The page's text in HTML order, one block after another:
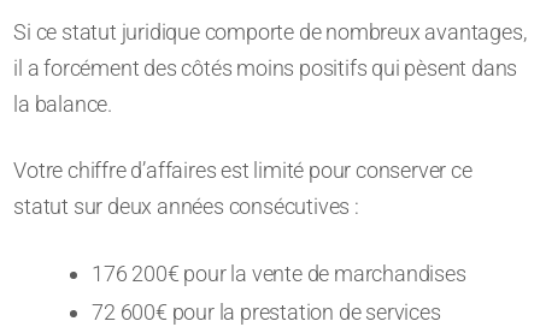
Si ce statut juridique comporte de nombreux avantages,
il a forcément des côtés moins positifs qui pèsent dans
la balance.
Votre chiffre d’affaires est limité pour conserver ce
statut sur deux années consécutives :
176 200€ pour la vente de marchandises
72 600€ pour la prestation de services